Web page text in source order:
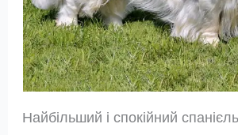
Найбільший і спокійний